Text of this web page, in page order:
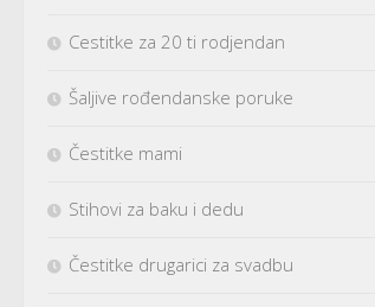
Cestitke za 20 ti rodjendan
Šaljive rođendanske poruke
Čestitke mami
Stihovi za baku i dedu
Čestitke drugarici za svadbu